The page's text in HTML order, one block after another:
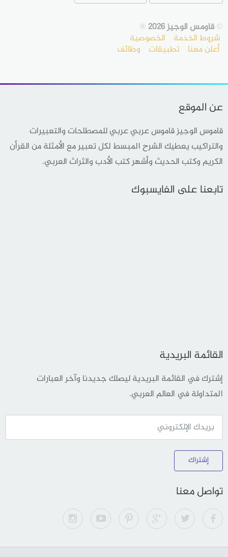
©قاومس الوجيز 2026 ®
شروط الخدمة الخصوصية
أعلن معنا تطبيقات وظائف
عن الموقع
قاموس الوجيز قاموس عربي عربي للمصطلحات والتعبيرات
والتراكيب يعطيك الشرح المبسط لكل تعبير مع الأمثلة من القرأن
الكريم وكتب الحديث وأشهر كتب الأدب والثراث العربي.
تابعنا على الفايسبوك
القائمة البريدية
إشترك في القائمة البريدية ليصلك جديدنا وآخر العبارات
المتداولة في العالم العربي.
إشتراك
تواصل معنا